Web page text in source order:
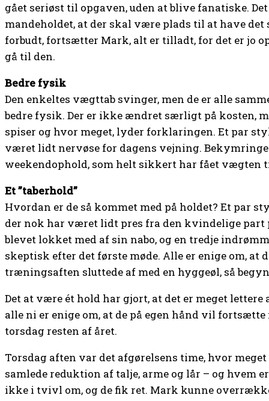
gået seriøst til opgaven, uden at blive fanatiske.
mandeholdet, at der skal være plads til at have det
forbudt, fortsætter Mark, alt er tilladt, for det er jo
gå til den.
Bedre fysik
Den enkeltes vægttab svinger, men de er alle
bedre fysik. Der er ikke ændret særligt på kosten,
spiser og hvor meget, lyder forklaringen. Et par
været lidt nervøse for dagens vejning.
weekendophold, som helt sikkert har fået vægten
Et ”taberhold”
Hvordan er de så kommet med på holdet? Et par
der nok har været lidt pres fra den kvindelige part
blevet lokket med af sin nabo, og en tredje
skeptisk efter det første møde. Alle er enige om, at
træningsaften sluttede af med en hyggeøl, så
Det at være ét hold har gjort, at det er meget
alle ni er enige om, at de på egen hånd vil
torsdag resten af året.
Torsdag aften var det afgørelsens time, hvor
samlede reduktion af talje, arme og lår – og hvem
ikke i tvivl om, og de fik ret. Mark kunne